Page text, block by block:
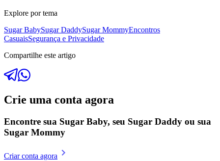
Explore por tema
Sugar BabySugar DaddySugar MommyEncontros
CasuaisSegurança e Privacidade
Compartilhe este artigo
Crie uma conta agora
Encontre sua Sugar Baby, seu Sugar Daddy ou sua
Sugar Mommy
Criar conta agora